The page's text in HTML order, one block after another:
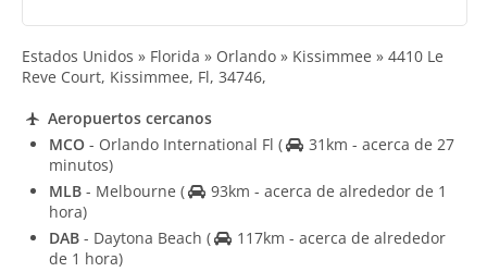
Estados Unidos » Florida » Orlando » Kissimmee » 4410 Le
Reve Court, Kissimmee, Fl, 34746,
Aeropuertos cercanos
MCO - Orlando International Fl (
31km - acerca de 27
minutos)
MLB - Melbourne (
93km - acerca de alrededor de 1
hora)
DAB - Daytona Beach (
117km - acerca de alrededor
de 1 hora)